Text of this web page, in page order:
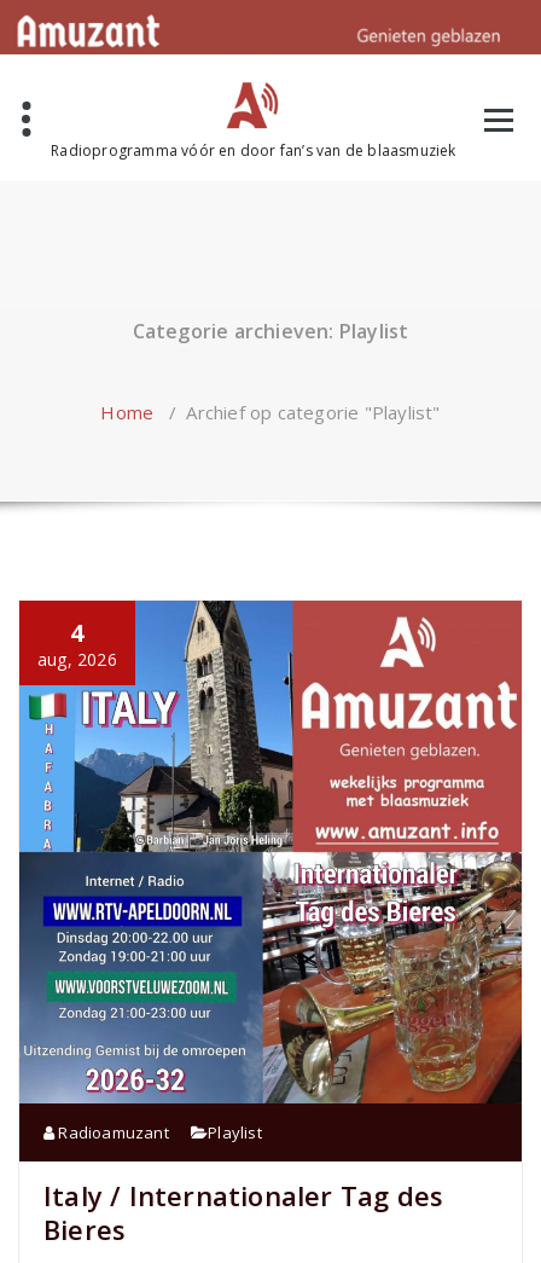
Naar
inhoud
Radioprogramma vóór en door fan’s van de blaasmuziek
Categorie archieven: Playlist
Home /Archief op categorie "Playlist"
4
aug, 2026
Radioamuzant Playlist
Italy / Internationaler Tag des
Bieres